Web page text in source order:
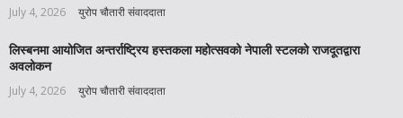
July 4, 2026 युरोप चौतारी संवाददाता
लिस्बनमा आयोजित अन्तर्राष्ट्रिय हस्तकला महोत्सवको नेपाली स्टलको राजदूतद्वारा
अवलोकन
July 4, 2026 युरोप चौतारी संवाददाता